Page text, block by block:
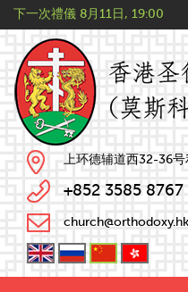
下一次禮儀 8月11日, 19:00
上环德辅道西32-36
+852 3585 8767
church@orthodoxy.hk